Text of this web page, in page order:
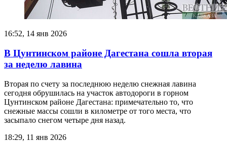
16:52, 14 янв 2026
В Цунтинском районе Дагестана сошла вторая
за неделю лавина
Вторая по счету за последнюю неделю снежная лавина
сегодня обрушилась на участок автодороги в горном
Цунтинском районе Дагестана: примечательно то, что
снежные массы сошли в километре от того места, что
засыпало снегом четыре дня назад.
18:29, 11 янв 2026